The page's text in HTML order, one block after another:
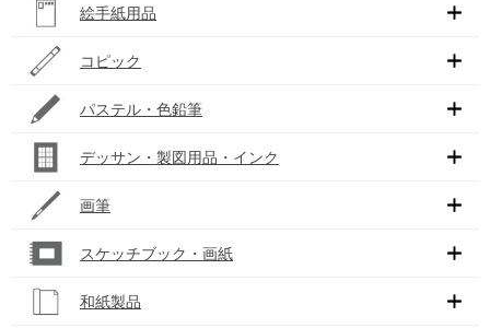
絵手紙用品
コピック
パステル・色鉛筆
デッサン・製図用品・インク
画筆
スケッチブック・画紙
和紙製品